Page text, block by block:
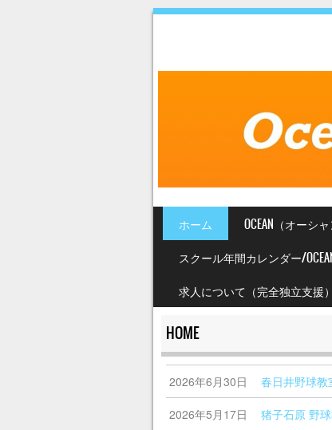
MENU
SKIP TO CONTENT
ホーム OCEAN（オーシ
スクール年間カレンダー/
求人について（完全独立支援）
HOME
2026年6月30日 春日井野球教
2026年5月17日 猪子石原 野